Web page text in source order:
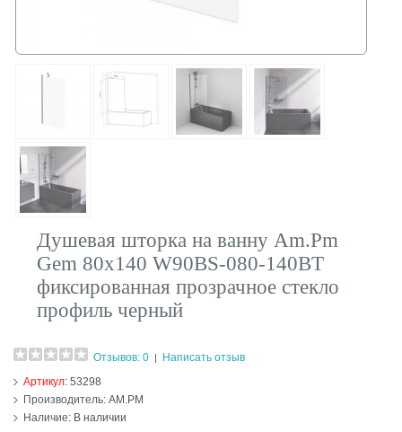
Душевая шторка на ванну Am.Pm
Gem 80х140 W90BS-080-140BT
фиксированная прозрачное стекло
профиль черный
Отзывов: 0
Написать отзыв
Артикул:53298
Производитель: AM.PM
Наличие: В наличии